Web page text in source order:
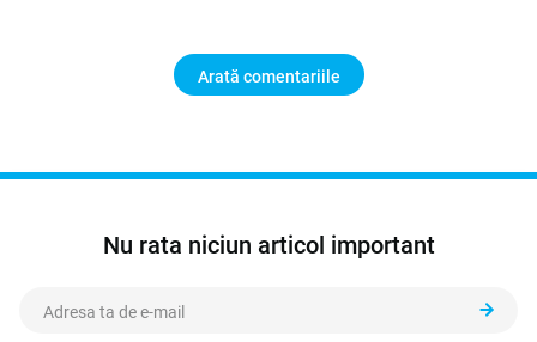
Arată comentariile
Nu rata niciun articol important